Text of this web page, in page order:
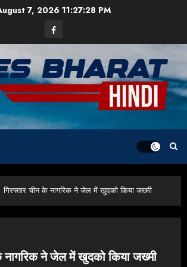
7, 2026 11:27:29 PM
Facebook
गिरफ्तार चीन के नागरिक ने जेल में खुदको किया जख्मी
नागरिक ने जेल में खुदको किया जख्मी